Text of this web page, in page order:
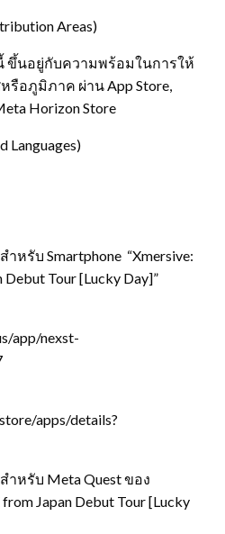
Areas)
ขึ้นอยู่กับความพร้อมในการให้
รือภูมิภาค ผ่าน App Store,
Horizon Store
Languages)
รับ Smartphone “Xmersive:
Debut Tour [Lucky Day]”
app/nexst-
apps/details?
หรับ Meta Quest ของ
from Japan Debut Tour [Lucky